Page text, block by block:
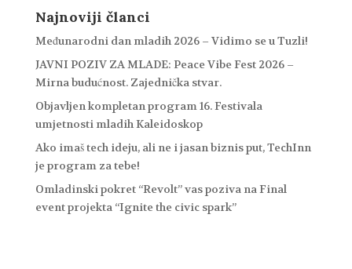
Najnoviji članci
Međunarodni dan mladih 2026 – Vidimo se u Tuzli!
JAVNI POZIV ZA MLADE: Peace Vibe Fest 2026 –
Mirna budućnost. Zajednička stvar.
Objavljen kompletan program 16. Festivala
umjetnosti mladih Kaleidoskop
Ako imaš tech ideju, ali ne i jasan biznis put, TechInn
je program za tebe!
Omladinski pokret “Revolt” vas poziva na Final
event projekta “Ignite the civic spark”